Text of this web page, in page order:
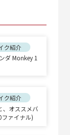
ク紹介
ダ Monkey 1
ク紹介
、オススメバ
ファイナル)